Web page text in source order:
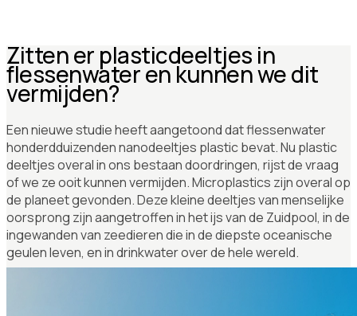
Zitten er plasticdeeltjes in
flessenwater en kunnen we dit
vermijden?
Een nieuwe studie heeft aangetoond dat flessenwater
honderdduizenden nanodeeltjes plastic bevat. Nu plastic
deeltjes overal in ons bestaan doordringen, rijst de vraag
of we ze ooit kunnen vermijden. Microplastics zijn overal op
de planeet gevonden. Deze kleine deeltjes van menselijke
oorsprong zijn aangetroffen in het ijs van de Zuidpool, in de
ingewanden van zeedieren die in de diepste oceanische
geulen leven, en in drinkwater over de hele wereld.